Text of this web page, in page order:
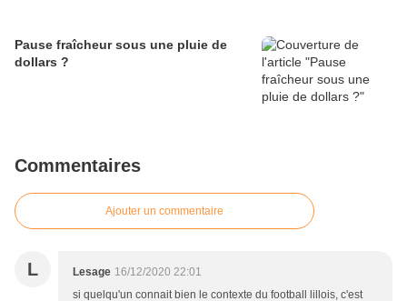
Pause fraîcheur sous une pluie de
dollars ?
Commentaires
Ajouter un commentaire
L Lesage 16/12/2020 22:01
si quelqu'un connait bien le contexte du football lillois, c'est